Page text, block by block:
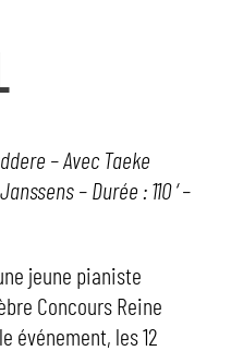
– Avec Taeke
– Durée : 110 ‘ –
jeune pianiste
Concours Reine
événement, les 12